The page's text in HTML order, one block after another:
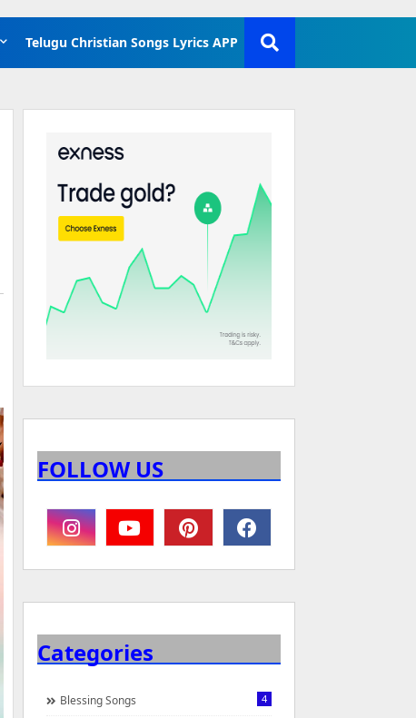
Telugu Christian Songs Lyrics APP
FOLLOW US
Categories
Blessing Songs 4